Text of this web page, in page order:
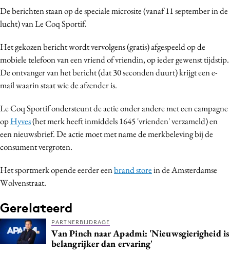
Diversiteit
Effectiviteit
Influencer marketing
Interne communicatie
Martech
Merkstrategie
PR
Programmatic
Reputatie & crisis
De berichten staan op de speciale microsite (vanaf 11 september in de
lucht) van Le Coq Sportif.
Het gekozen bericht wordt vervolgens (gratis) afgespeeld op de
mobiele telefoon van een vriend of vriendin, op ieder gewenst tijdstip.
De ontvanger van het bericht (dat 30 seconden duurt) krijgt een e-
mail waarin staat wie de afzender is.
Le Coq Sportif ondersteunt de actie onder andere met een campagne
opHyves(het merk heeft inmiddels 1645 'vrienden' verzameld) en
een nieuwsbrief. De actie moet met name de merkbeleving bij de
consument vergroten.
Het sportmerk opende eerder eenbrand storein de Amsterdamse
Wolvenstraat.
Gerelateerd
PARTNERBIJDRAGE
Van Pinch naar Apadmi: 'Nieuwsgierigheid is
belangrijker dan ervaring'